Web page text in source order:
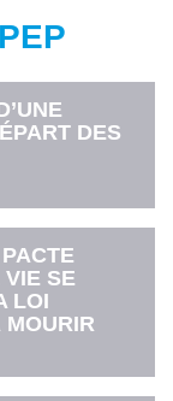
DES
SE
LOI
MOURIR